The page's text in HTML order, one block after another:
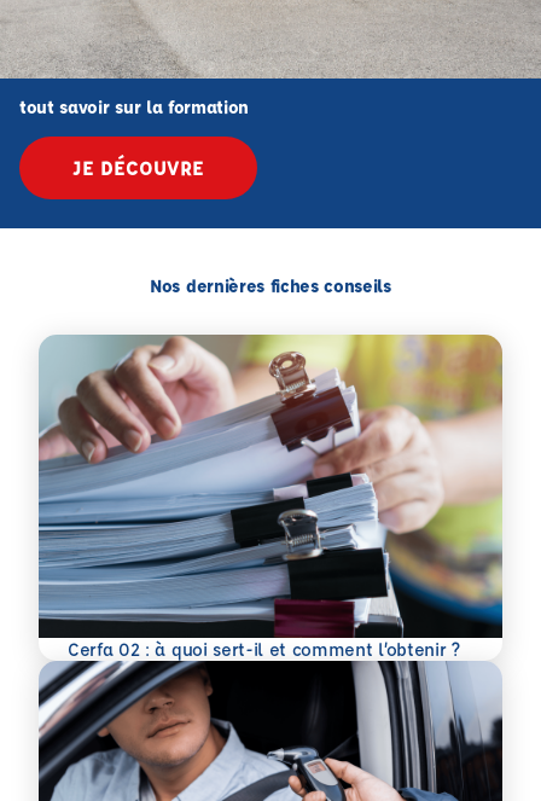
tout savoir sur la formation
JE DÉCOUVRE
Nos dernières fiches conseils
Cerfa 02 : à quoi sert-il et comment l’obtenir ?
En savoir plus